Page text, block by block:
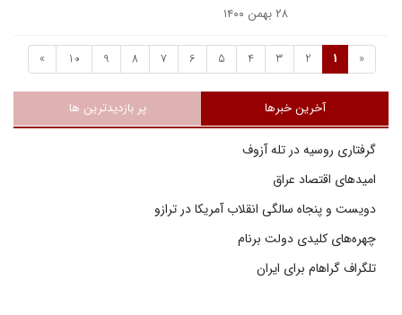
۲۸ بهمن ۱۴۰۰
«
1
2
3
4
5
6
7
8
9
10
»
آخرین خبرها پر بازدیدترین ها
گرفتاری روسیه در تله آزوف
امیدهای اقتصاد عراق
دویست و پنجاه سالگی انقلاب آمریکا در ترازو
چهره‌های کلیدی دولت برنام
تلگراف گراهام برای ایران